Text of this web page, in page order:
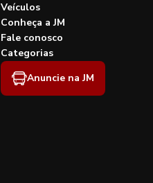
Veículos
Conheça a JM
Fale conosco
Categorias
Anuncie na JM